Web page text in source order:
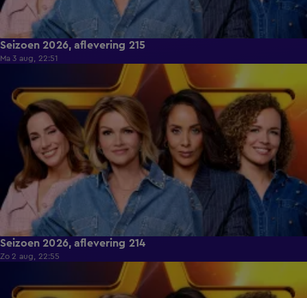
Seizoen 2026, aflevering 215
Ma 3 aug, 22:51
Seizoen 2026, aflevering 214
Zo 2 aug, 22:55